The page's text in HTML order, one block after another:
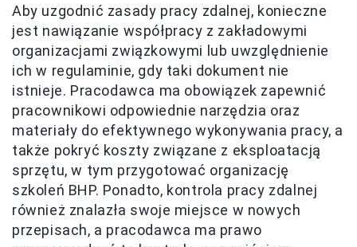
Aby uzgodnić zasady pracy zdalnej, konieczne
jest nawiązanie współpracy z zakładowymi
organizacjami związkowymi lub uwzględnienie
ich w regulaminie, gdy taki dokument nie
istnieje. Pracodawca ma obowiązek zapewnić
pracownikowi odpowiednie narzędzia oraz
materiały do efektywnego wykonywania pracy, a
także pokryć koszty związane z eksploatacją
sprzętu, w tym przygotować organizację
szkoleń BHP. Ponadto, kontrola pracy zdalnej
również znalazła swoje miejsce w nowych
przepisach, a pracodawca ma prawo